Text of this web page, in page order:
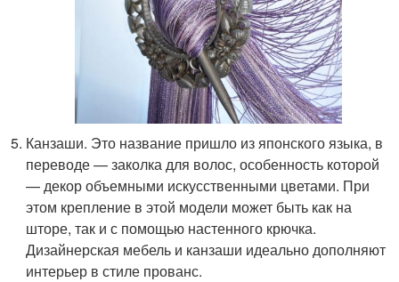
Канзаши. Это название пришло из японского языка, в
переводе — заколка для волос, особенность которой
— декор объемными искусственными цветами. При
этом крепление в этой модели может быть как на
шторе, так и с помощью настенного крючка.
Дизайнерская мебель и канзаши идеально дополняют
интерьер в стиле прованс.